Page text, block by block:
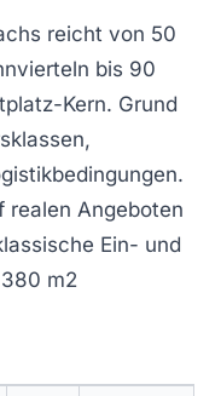
reicht von 50
bis 90
Kern. Grund
realen Angeboten
Ein- und
m2